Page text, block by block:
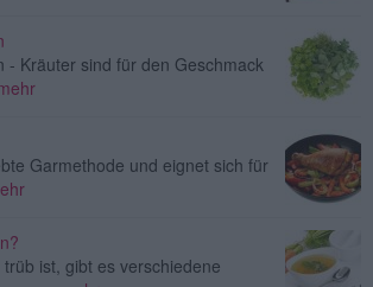
- Kräuter sind für den Geschmack
Garmethode und eignet sich für
ist, gibt es verschiedene